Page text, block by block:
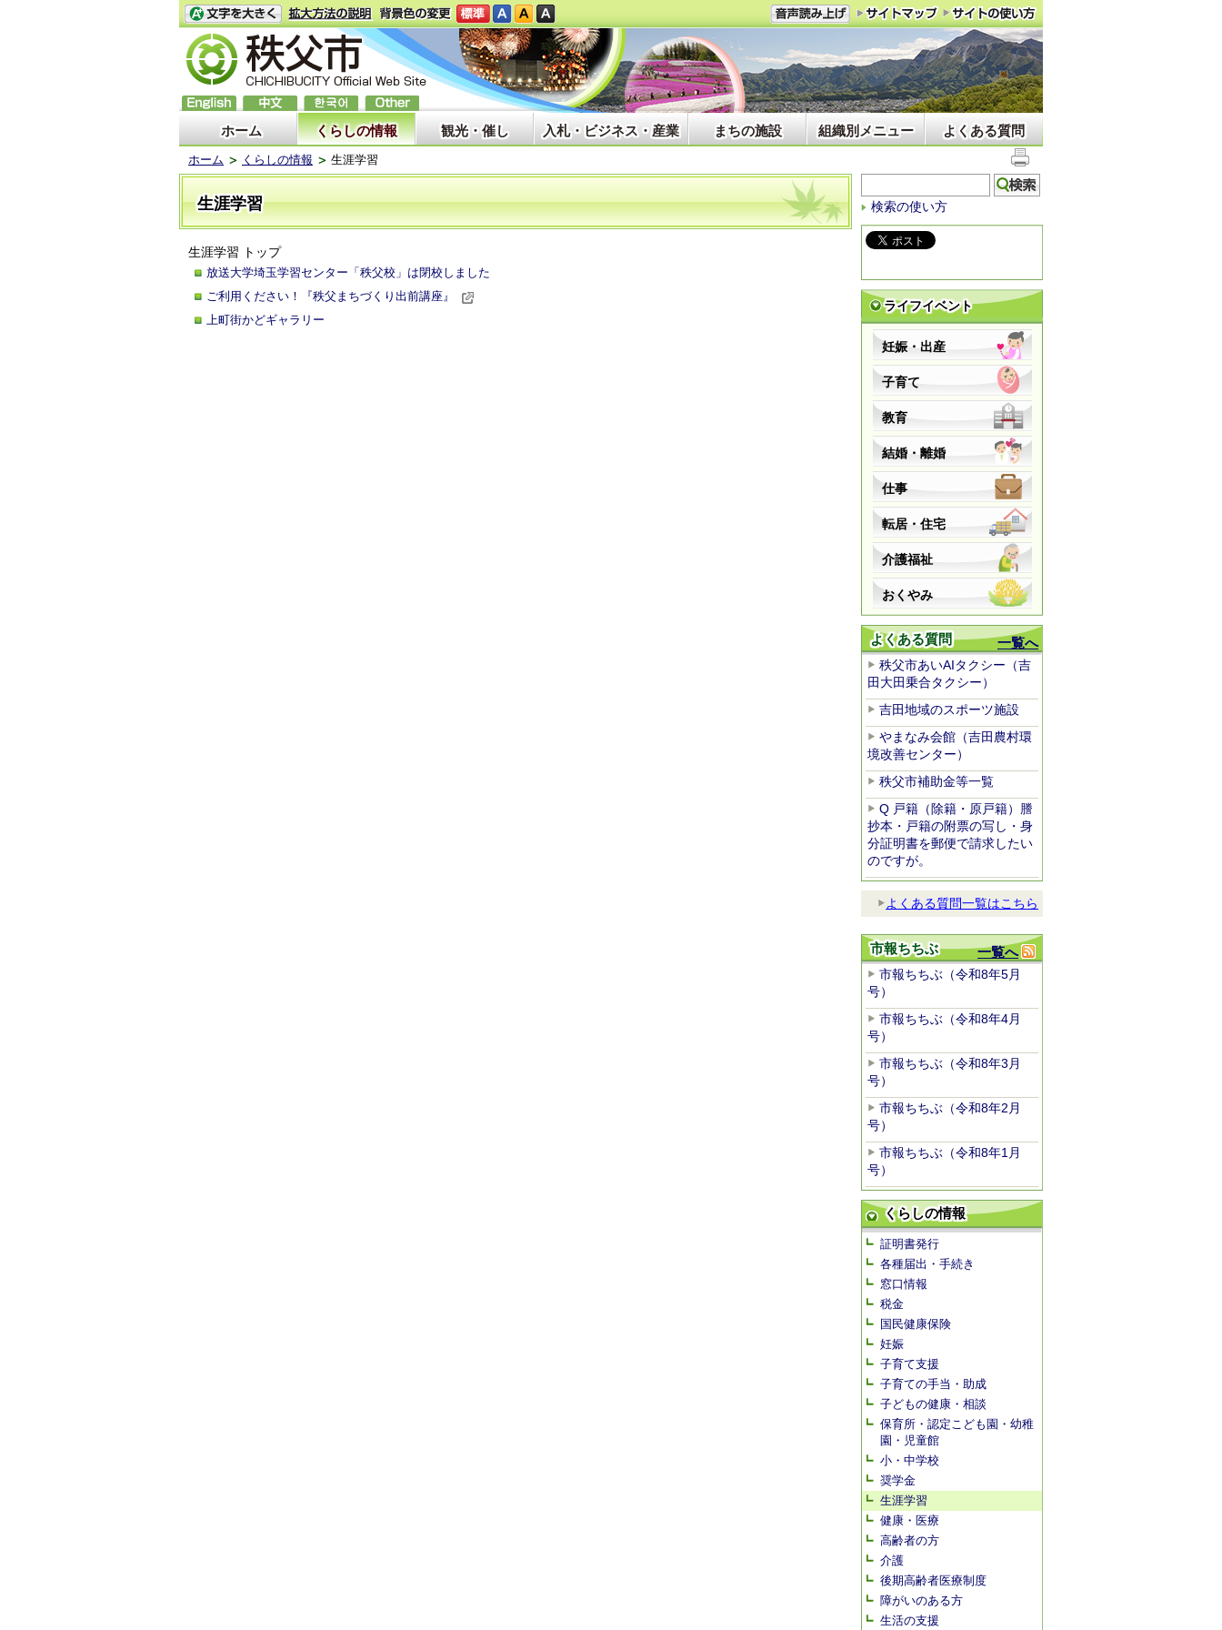
ホーム くらしの情報 観光・催し 入札・ビジネス・産業 まちの施設 組織別メニュー よくある質問
ホーム くらしの情報 生涯学習
生涯学習
生涯学習 トップ
放送大学埼玉学習センター「秩父校」は閉校しました
ご利用ください！『秩父まちづくり出前講座』
上町街かどギャラリー
検索の使い方
ライフイベント
妊娠・出産
子育て
教育
結婚・離婚
仕事
転居・住宅
介護福祉
おくやみ
一覧へ
よくある質問
秩父市あいAIタクシー（吉
田大田乗合タクシー）
吉田地域のスポーツ施設
やまなみ会館（吉田農村環
境改善センター）
秩父市補助金等一覧
Q 戸籍（除籍・原戸籍）謄
抄本・戸籍の附票の写し・身
分証明書を郵便で請求したい
のですが。
よくある質問一覧はこちら
一覧へ
市報ちちぶ
市報ちちぶ（令和8年5月
号）
市報ちちぶ（令和8年4月
号）
市報ちちぶ（令和8年3月
号）
市報ちちぶ（令和8年2月
号）
市報ちちぶ（令和8年1月
号）
くらしの情報
証明書発行
各種届出・手続き
窓口情報
税金
国民健康保険
妊娠
子育て支援
子育ての手当・助成
子どもの健康・相談
保育所・認定こども園・幼稚
園・児童館
小・中学校
奨学金
生涯学習
健康・医療
高齢者の方
介護
後期高齢者医療制度
障がいのある方
生活の支援